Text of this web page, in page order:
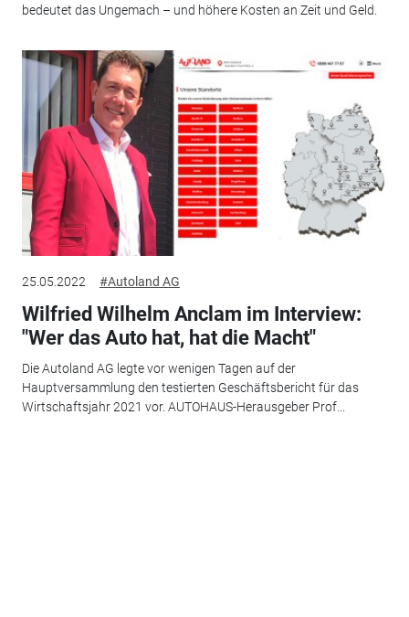
bedeutet das Ungemach – und höhere Kosten an Zeit und Geld.
25.05.2022 #Autoland AG
Wilfried Wilhelm Anclam im Interview:
"Wer das Auto hat, hat die Macht"
Die Autoland AG legte vor wenigen Tagen auf der
Hauptversammlung den testierten Geschäftsbericht für das
Wirtschaftsjahr 2021 vor. AUTOHAUS-Herausgeber Prof...